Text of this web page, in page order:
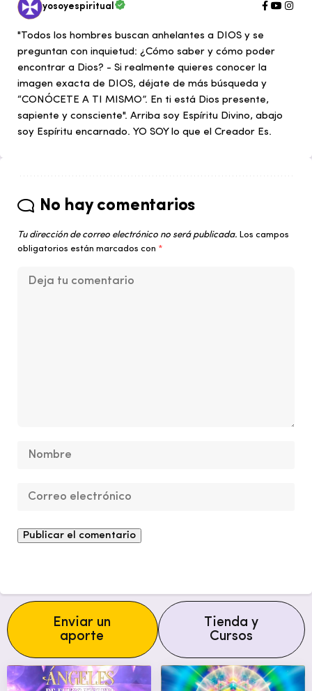
yosoyespiritual
"Todos los hombres buscan anhelantes a DIOS y se
preguntan con inquietud: ¿Cómo saber y cómo poder
encontrar a Dios? - Si realmente quieres conocer la
imagen exacta de DIOS, déjate de más búsqueda y
“CONÓCETE A TI MISMO”. En ti está Dios presente,
sapiente y consciente". Arriba soy Espíritu Divino, abajo
soy Espíritu encarnado. YO SOY lo que el Creador Es.
No hay comentarios
Tu dirección de correo electrónico no será publicada. Los campos
obligatorios están marcados con *
Enviar un
aporte
Tienda y
Cursos